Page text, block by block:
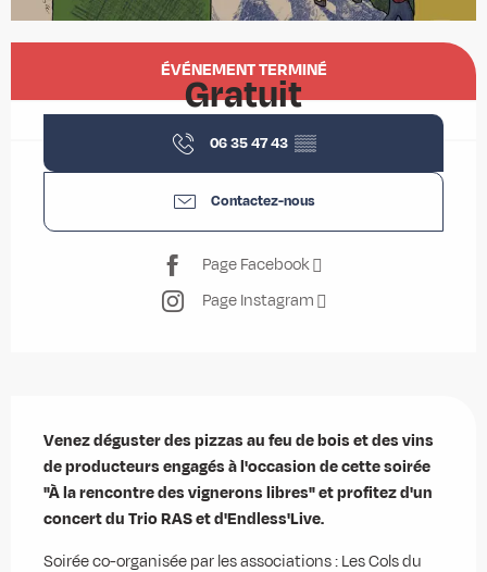
Ouverture et coordonnées
ÉVÉNEMENT TERMINÉ
Gratuit
06 35 47 43 ▒▒
Contactez-nous
Page Facebook
Page Instagram
Venez déguster des pizzas au feu de bois et des vins
de producteurs engagés à l'occasion de cette soirée
"À la rencontre des vignerons libres" et profitez d'un
concert du Trio RAS et d'Endless'Live.
Soirée co-organisée par les associations : Les Cols du